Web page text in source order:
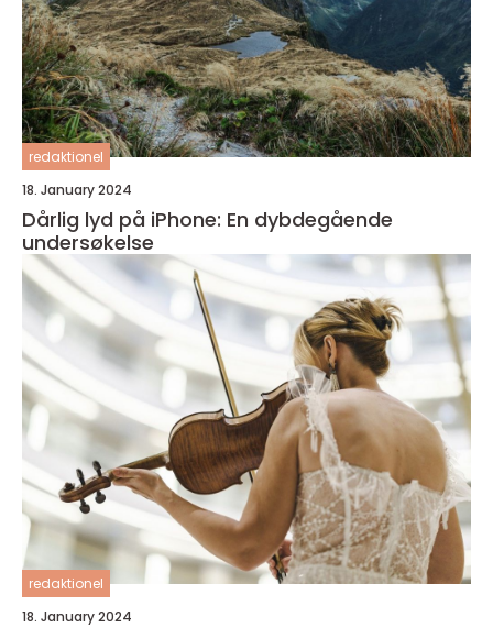
redaktionel
18. January 2024
Dårlig lyd på iPhone: En dybdegående
undersøkelse
redaktionel
18. January 2024